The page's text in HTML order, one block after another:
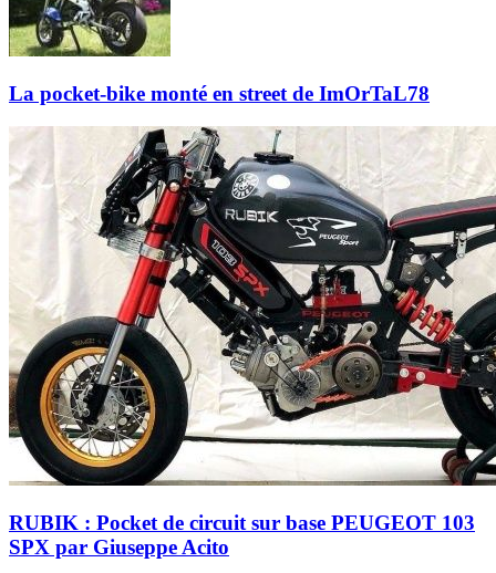
La pocket-bike monté en street de ImOrTaL78
RUBIK : Pocket de circuit sur base PEUGEOT 103
SPX par Giuseppe Acito